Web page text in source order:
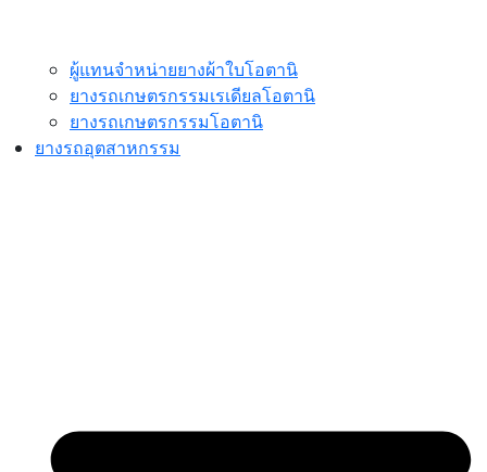
ผู้แทนจำหน่ายยางผ้าใบโอตานิ
ยางรถเกษตรกรรมเรเดียลโอตานิ
ยางรถเกษตรกรรมโอตานิ
ยางรถอุตสาหกรรม